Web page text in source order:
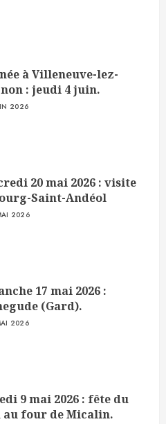
à Villeneuve-lez-
: jeudi 4 juin.
2026
20 mai 2026 : visite
Saint-Andéol
2026
17 mai 2026 :
(Gard).
2026
9 mai 2026 : fête du
au four de Micalin.